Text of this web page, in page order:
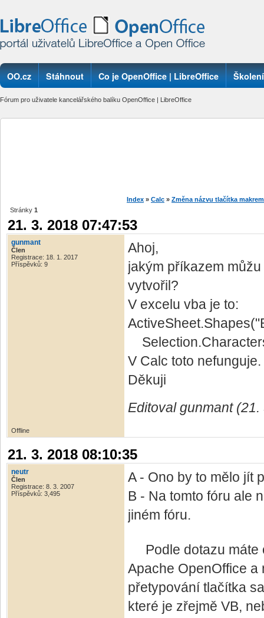
OO.cz Stáhnout Co je OpenOffice | LibreOffice Školení
Fórum pro uživatele kancelářského balíku OpenOffice | LibreOffice
Index » Calc » Změna názvu tlačítka makrem
Stránky 1
21. 3. 2018 07:47:53
gunmant
Člen
Registrace: 18. 1. 2017
Příspěvků: 9
Ahoj,
jakým příkazem
vytvořil?
V excelu vba je to:
V Calc toto nefunguje.
Děkuji
Editoval gunmant
Offline
21. 3. 2018 08:10:35
neutr
Člen
Registrace: 8. 3. 2007
Příspěvků: 3,495
A - Ono by to mělo jít
B - Na tomto fóru ale
jiném fóru.
Podle dotazu máte
Apache OpenOffice a
přetypování tlačítka
které je zřejmě VB,